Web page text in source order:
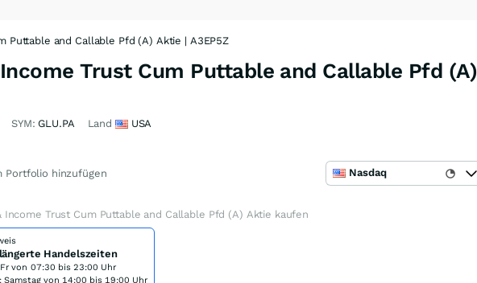
Puttable and Callable Pfd (A) Aktie | A3EP5Z
Trust Cum Puttable and Callable Pfd (A)
SYM: GLU.PA Land USA
Portfolio hinzufügen Nasdaq
Income Trust Cum Puttable and Callable Pfd (A) Aktie kaufen
Handelszeiten
von 07:30 bis 23:00 Uhr
Samstag von 14:00 bis 19:00 Uhr